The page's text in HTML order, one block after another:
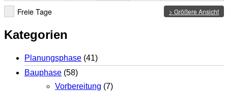
> Größere Ansicht
Freie Tage
Kategorien
Planungsphase (41)
Bauphase (58)
Vorbereitung (7)